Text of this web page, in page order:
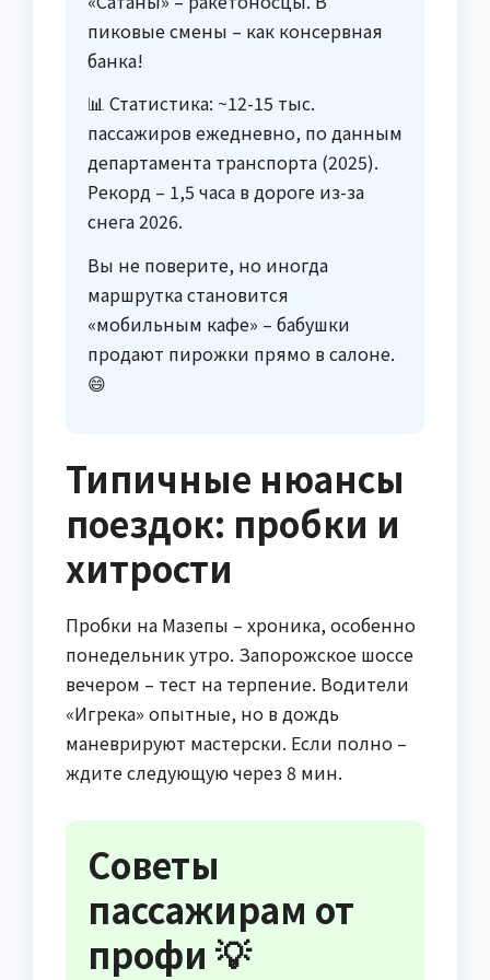
пиковые смены – как консервная
банка!
📊 Статистика: ~12-15 тыс.
пассажиров ежедневно, по данным
департамента транспорта (2025).
Рекорд – 1,5 часа в дороге из-за
снега 2026.
Вы не поверите, но иногда
маршрутка становится
«мобильным кафе» – бабушки
продают пирожки прямо в салоне.
😄
Типичные нюансы
поездок: пробки и
хитрости
Пробки на Мазепы – хроника, особенно
понедельник утро. Запорожское шоссе
вечером – тест на терпение. Водители
«Игрека» опытные, но в дождь
маневрируют мастерски. Если полно –
ждите следующую через 8 мин.
Советы
пассажирам от
профи 💡